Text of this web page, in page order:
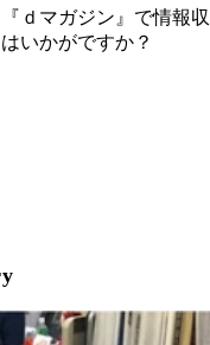
ｄマガジン』で情報収
いかがですか？